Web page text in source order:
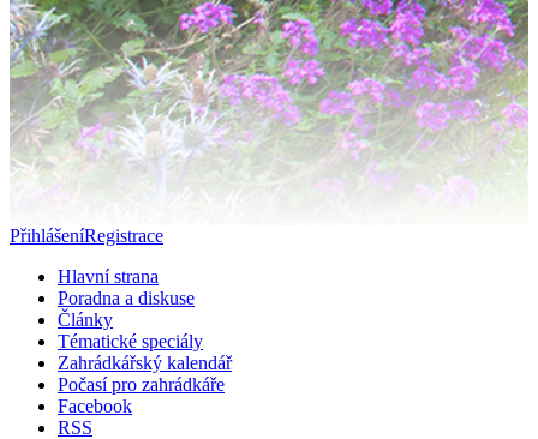
PřihlášeníRegistrace
Hlavní strana
Poradna a diskuse
Články
Tématické speciály
Zahrádkářský kalendář
Počasí pro zahrádkáře
Facebook
RSS